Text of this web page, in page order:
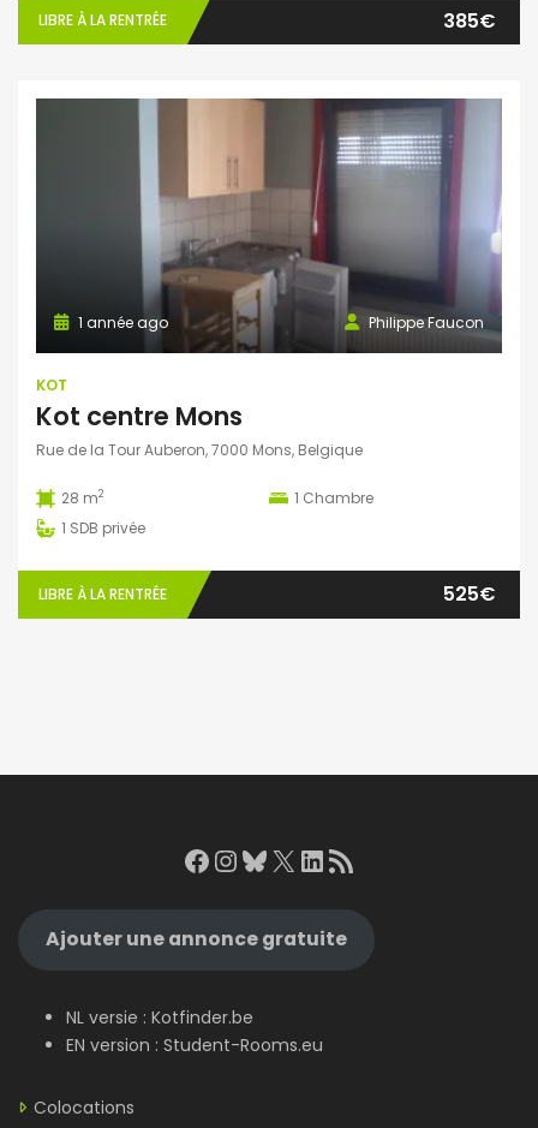
LIBRE À LA RENTRÉE 385€
Philippe Faucon
1 année ago
KOT
Kot centre Mons
Rue de la Tour Auberon, 7000 Mons, Belgique
28 m2 1 Chambre
1 SDB privée
LIBRE À LA RENTRÉE 525€
Facebook
Instagram
Bluesky
X LinkedIn
RSS Feed
Ajouter une annonce gratuite
NL versie : Kotfinder.be
EN version : Student-Rooms.eu
Colocations